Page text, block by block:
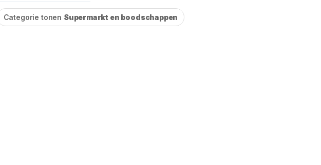
Categorie tonen Supermarkt en boodschappen